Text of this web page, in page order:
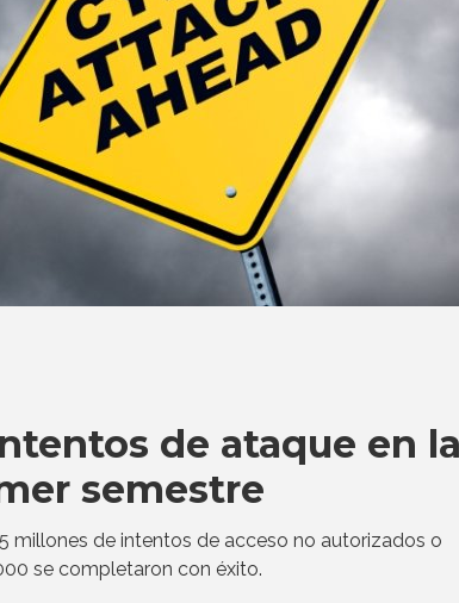
de ataque en la
semestre
millones de intentos de acceso no autorizados o
se completaron con éxito.